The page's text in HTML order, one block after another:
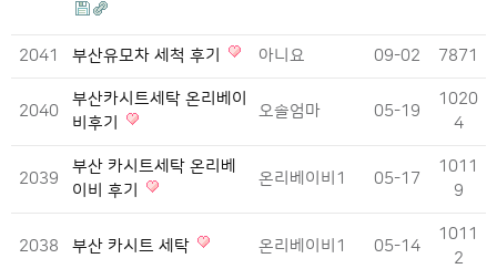
2041 부산유모차 세척 후기 아니요 09-02 7871
2040
부산카시트세탁 온리베이
비후기
오솔엄마 05-19
1020
4
2039
부산 카시트세탁 온리베
이비 후기
온리베이비1 05-17
1011
9
2038 부산 카시트 세탁 온리베이비1 05-14
1011
2